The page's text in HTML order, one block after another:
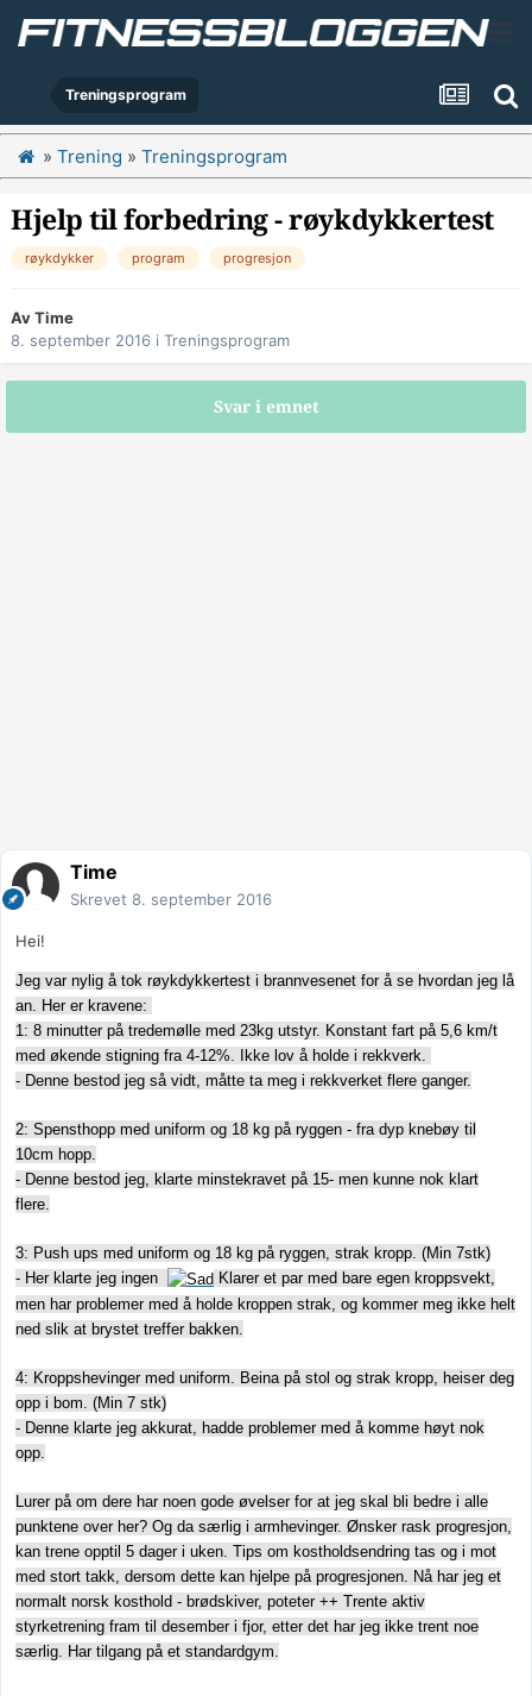
Treningsprogram
» Trening » Treningsprogram
Hjelp til forbedring - røykdykkertest
røykdykker program progresjon
AvTime
8. september 2016 i Treningsprogram
Svar i emnet
Time
Skrevet 8. september 2016
Hei!
Jeg var nylig å tok røykdykkertest i brannvesenet for å se hvordan jeg lå
an. Her er kravene:
1: 8 minutter på tredemølle med 23kg utstyr. Konstant fart på 5,6 km/t
med økende stigning fra 4-12%. Ikke lov å holde i rekkverk.
- Denne bestod jeg så vidt, måtte ta meg i rekkverket flere ganger.
2: Spensthopp med uniform og 18 kg på ryggen - fra dyp knebøy til
10cm hopp.
- Denne bestod jeg, klarte minstekravet på 15- men kunne nok klart
flere.
3: Push ups med uniform og 18 kg på ryggen, strak kropp. (Min 7stk)
- Her klarte jeg ingen
Klarer et par med bare egen kroppsvekt,
men har problemer med å holde kroppen strak, og kommer meg ikke helt
ned slik at brystet treffer bakken.
4: Kroppshevinger med uniform. Beina på stol og strak kropp, heiser deg
opp i bom. (Min 7 stk)
- Denne klarte jeg akkurat, hadde problemer med å komme høyt nok
opp.
Lurer på om dere har noen gode øvelser for at jeg skal bli bedre i alle
punktene over her? Og da særlig i armhevinger. Ønsker rask progresjon,
kan trene opptil 5 dager i uken. Tips om kostholdsendring tas og i mot
med stort takk, dersom dette kan hjelpe på progresjonen. Nå har jeg et
normalt norsk kosthold - brødskiver, poteter ++ Trente aktiv
styrketrening fram til desember i fjor, etter det har jeg ikke trent noe
særlig. Har tilgang på et standardgym.